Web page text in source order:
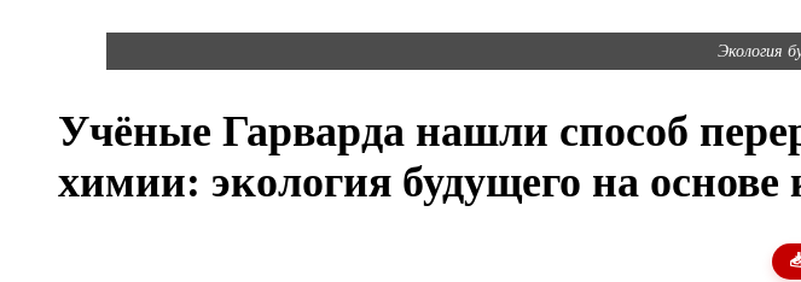
Экология
Учёные Гарварда нашли способ
химии: экология будущего на основе